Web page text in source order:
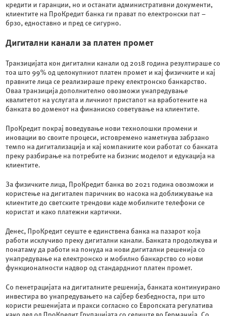
кредити и гаранции, но и останати административни документи,
клиентите на ПроКредит банка ги прават по електронски пат –
брзо, едноставно и пред се сигурно.
Дигитални канали за платен промет
Транзицијата кон дигитални канали од 2018 година резултираше со
тоа што 99% од целокупниот платен промет и кај физичките и кај
правните лица се реализираше преку електронско банкарство.
Оваа транзиција дополнително овозможи унапредување
квалитетот на услугата и личниот пристапот на вработените на
банката во доменот на финаниско советување на клиентите.
ПроКредит покрај воведување нови технолошки промени и
иновации во своите процеси, истовремено наметнува забрзано
темпо на дигитализација и кај компаниите кои работат со банката
преку разбирање на потребите на бизнис моделот и едукација на
клиентите.
За физичките лица, ПроКредит банка во 2021 година овозможи и
користење на дигитален паричник во насока на доближување на
клиентите до светските трендови каде мобилните телефони се
користат и како платежни картички.
Денес, ПроКредит сеуште е единствена банка на пазарот која
работи исклучиво преку дигитални канали. Банката продолжува и
понатаму да работи на понуда на нови дигитални решенија со
унапредување на електронско и мобилно банкарство со нови
функционалности надвор од стандардниот платен промет.
Со пенетрацијата на дигиталните решенија, банката континуирано
инвестира во унапредувањето на сајбер безбедноста, при што
користи решенијата и пракси согласно со Европската регулатива